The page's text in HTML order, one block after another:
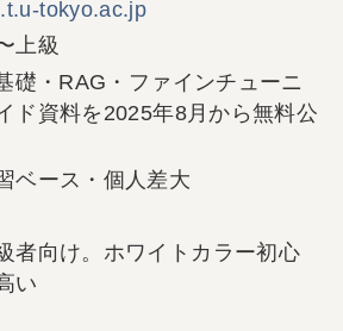
tokyo.ac.jp
上級
礎・RAG・ファインチューニ
ド資料を2025年8月から無料公
ベース・個人差大
者向け。ホワイトカラー初心
い